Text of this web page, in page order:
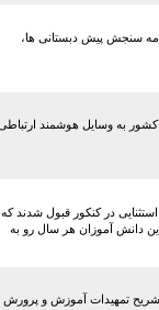
سنجش پیش دبستانی ها،
گفت: نزدیک به ۳۰ درصد دانش‌آموزان کشور به وسایل هوشمند
با اشاره به اینکه سال گذشته 311 دانش آموز استثنایی در کنکور قبول شدند که
قبولی این دانش آموزان هر سال رو به
تمهیدات آموزش و پرورش